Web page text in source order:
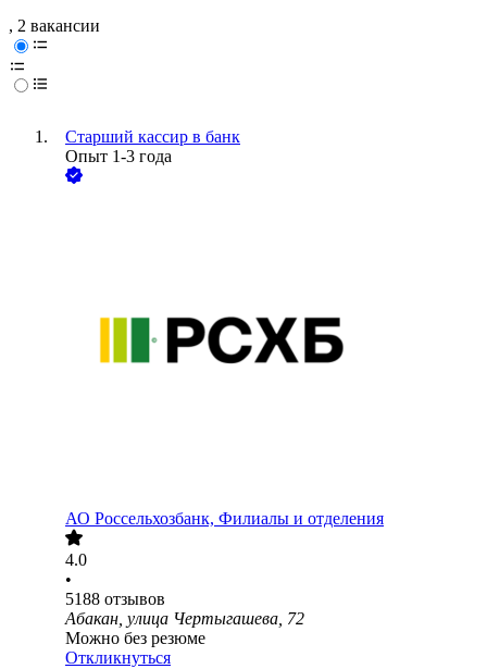
, 2 вакансии
Старший кассир в банк
Опыт 1-3 года
АО Россельхозбанк, Филиалы и отделения
4.0
•
5188 отзывов
Абакан, улица Чертыгашева, 72
Можно без резюме
Откликнуться